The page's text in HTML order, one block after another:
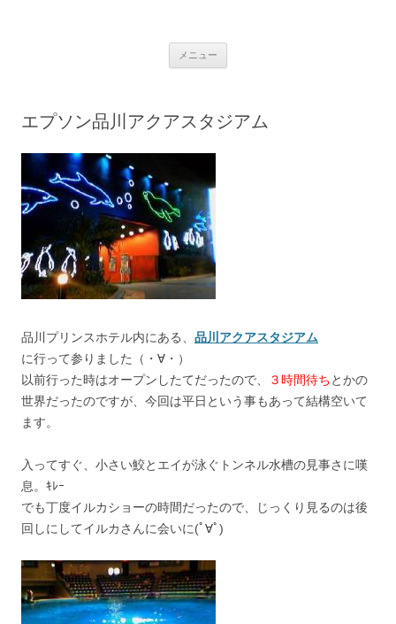
メニュー
ス
エプソン品川アクアスタジアム
品川プリンスホテル内にある、 品川アクアスタジアム
に行って参りました（・∀・）
以前行った時はオープンしたてだったので、
３時間待ちとかの
世界だったのですが、今回は平日という事もあって結構空いて
ます。
入ってすぐ、小さい鮫とエイが泳ぐトンネル水槽の見事さに嘆
息。ｷﾚｰ
でも丁度イルカショーの時間だったので、じっくり見るのは後
回しにしてイルカさんに会いに(ﾟ∀ﾟ)